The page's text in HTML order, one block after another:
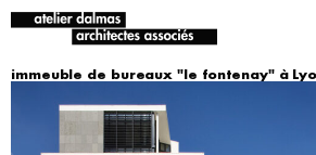
immeuble de bureaux "le fontenay" à